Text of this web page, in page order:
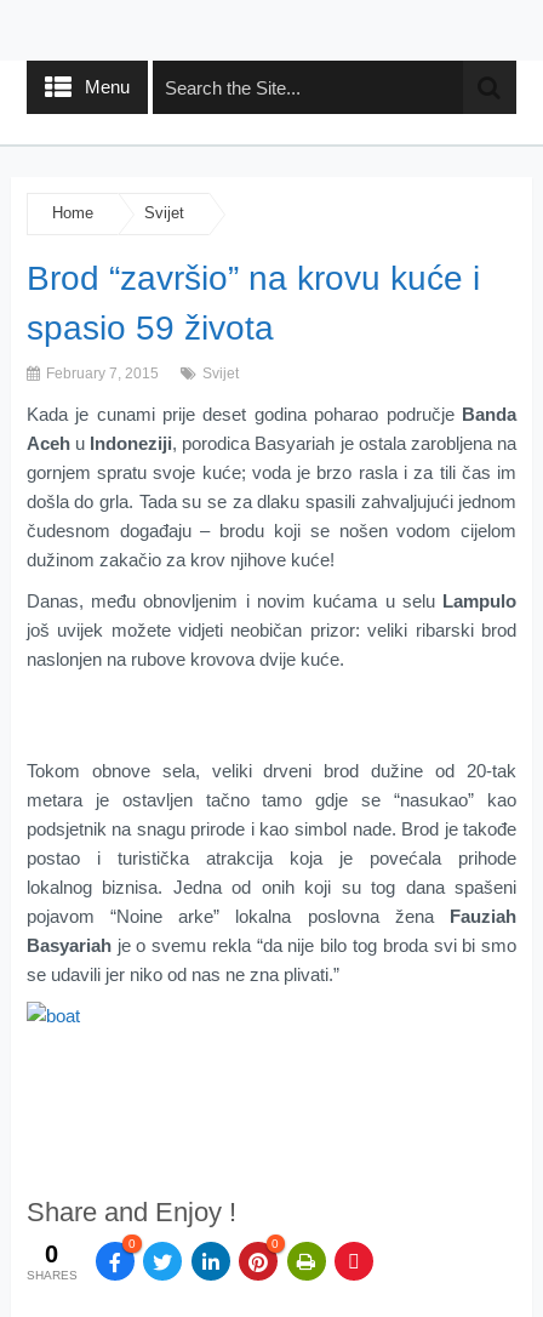
Menu
Home Svijet
Brod “završio” na krovu kuće i
spasio 59 života
February 7, 2015 Svijet
Kada je cunami prije deset godina poharao područje Banda
Acehu Indoneziji, porodica Basyariah je ostala zarobljena na
gornjem spratu svoje kuće; voda je brzo rasla i za tili čas im
došla do grla. Tada su se za dlaku spasili zahvaljujući jednom
čudesnom događaju – brodu koji se nošen vodom cijelom
dužinom zakačio za krov njihove kuće!
Danas, među obnovljenim i novim kućama u selu Lampulo
još uvijek možete vidjeti neobičan prizor: veliki ribarski brod
naslonjen na rubove krovova dvije kuće.
Tokom obnove sela, veliki drveni brod dužine od 20-tak
metara je ostavljen tačno tamo gdje se “nasukao” kao
podsjetnik na snagu prirode i kao simbol nade. Brod je takođe
postao i turistička atrakcija koja je povećala prihode
lokalnog biznisa. Jedna od onih koji su tog dana spašeni
pojavom “Noine arke” lokalna poslovna ženaFauziah
Basyariahje o svemu rekla “da nije bilo tog broda svi bi smo
se udavili jer niko od nas ne zna plivati.”
Share and Enjoy !
0
SHARES
0 0